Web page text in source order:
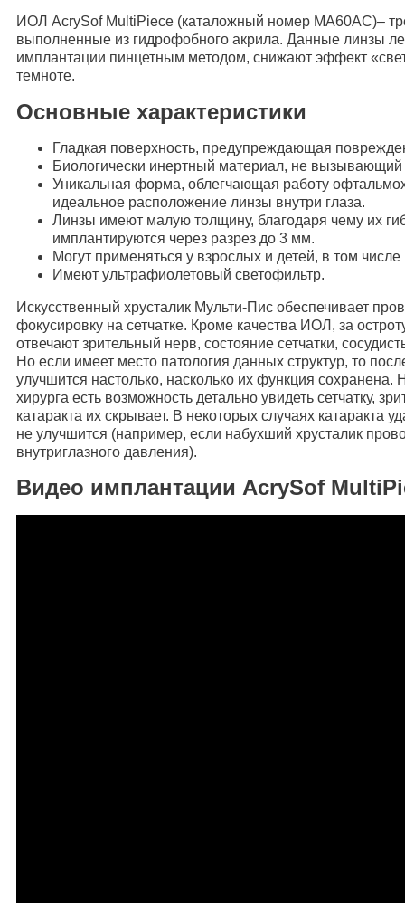
ИОЛ AcrySof MultiPiece (каталожный номер MA60AC)–
выполненные из гидрофобного акрила. Данные линзы
имплантации пинцетным методом, снижают эффект
темноте.
Основные характеристики
Гладкая поверхность, предупреждающая
Биологически инертный материал, не вызывающий
Уникальная форма, облегчающая работу
идеальное расположение линзы внутри глаза.
Линзы имеют малую толщину, благодаря чему их
имплантируются через разрез до 3 мм.
Могут применяться у взрослых и детей, в том числе
Имеют ультрафиолетовый светофильтр.
Искусственный хрусталик Мульти-Пис обеспечивает
фокусировку на сетчатке. Кроме качества ИОЛ, за
отвечают зрительный нерв, состояние сетчатки,
Но если имеет место патология данных структур, то
улучшится настолько, насколько их функция сохранена.
хирурга есть возможность детально увидеть сетчатку,
катаракта их скрывает. В некоторых случаях катаракта
не улучшится (например, если набухший хрусталик
внутриглазного давления).
Видео имплантации AcrySof